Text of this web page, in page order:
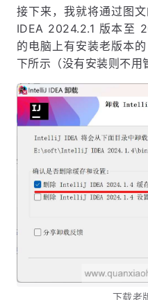
接下来，我就将通过图
IDEA 2024.2.1 版本至
的电脑上有安装老版本
下所示（没有安装则不用
下载老